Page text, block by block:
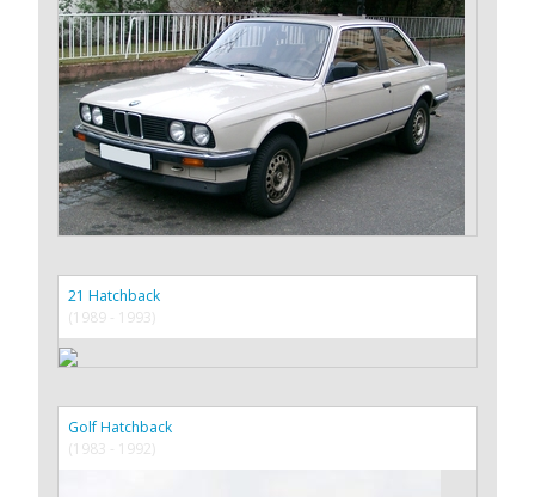
21 Hatchback
(1989 - 1993)
Golf Hatchback
(1983 - 1992)